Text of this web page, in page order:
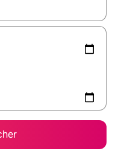
les flèches vers le